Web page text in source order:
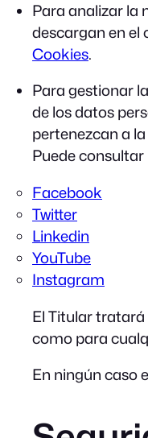
Para analizar la
descargan en el
Cookies.
Para gestionar
de los datos
pertenezcan a
Puede consultar
Facebook
Twitter
Linkedin
YouTube
Instagram
El Titular tratará
como para
En ningún caso